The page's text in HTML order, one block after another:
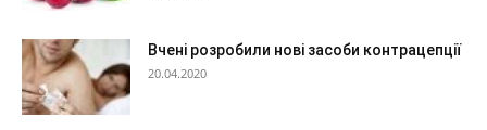
Вчені розробили нові засоби контрацепції
20.04.2020